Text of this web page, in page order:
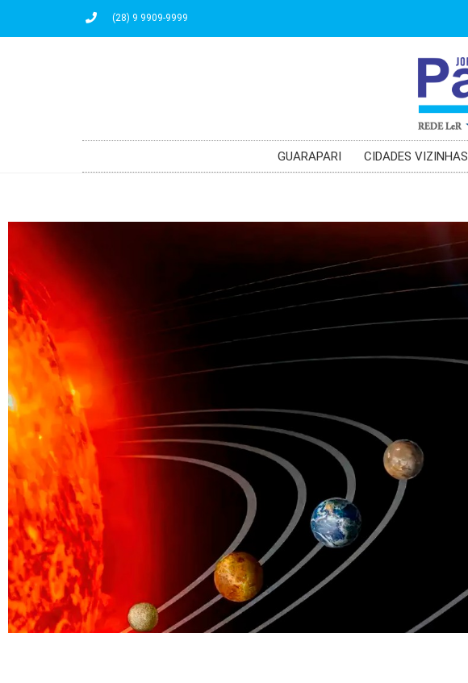
(28) 9 9909-9999
GUARAPARI CIDADES VIZINHAS